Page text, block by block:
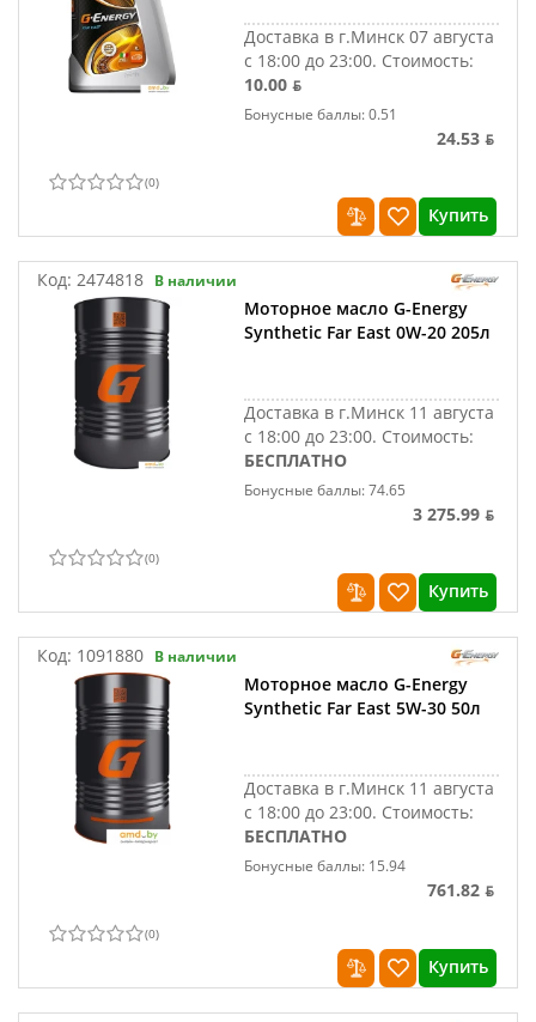
Доставка в г.Минск 07 августа
с 18:00 до 23:00. Стоимость:
10.00 ƃ
Бонусные баллы: 0.51
24.53 ƃ
(0)
Купить
Код: 2474818 В наличии
Моторное масло G-Energy
Synthetic Far East 0W-20 205л
Доставка в г.Минск 11 августа
с 18:00 до 23:00. Стоимость:
БЕСПЛАТНО
Бонусные баллы: 74.65
3 275.99 ƃ
(0)
Купить
Код: 1091880 В наличии
Моторное масло G-Energy
Synthetic Far East 5W-30 50л
Доставка в г.Минск 11 августа
с 18:00 до 23:00. Стоимость:
БЕСПЛАТНО
Бонусные баллы: 15.94
761.82 ƃ
(0)
Купить